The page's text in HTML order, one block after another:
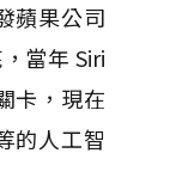
蘋果公司
當年 Siri
卡，現在
的人工智